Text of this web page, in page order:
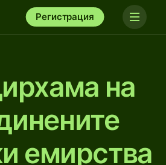
Регистрация
на
емирства